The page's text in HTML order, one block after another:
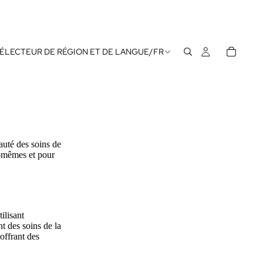
DE RÉGION ET DE LANGUE/FR
des soins de
et pour
des soins de la
des